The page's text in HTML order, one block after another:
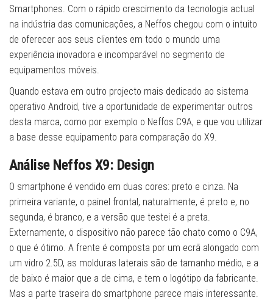
Smartphones. Com o rápido crescimento da tecnologia actual
na indústria das comunicações, a Neffos chegou com o intuito
de oferecer aos seus clientes em todo o mundo uma
experiência inovadora e incomparável no segmento de
equipamentos móveis.
Quando estava em outro projecto mais dedicado ao sistema
operativo Android, tive a oportunidade de experimentar outros
desta marca, como por exemplo o Neffos C9A, e que vou utilizar
a base desse equipamento para comparação do X9.
Análise Neffos X9: Design
O smartphone é vendido em duas cores: preto e cinza. Na
primeira variante, o painel frontal, naturalmente, é preto e, no
segunda, é branco, e a versão que testei é a preta.
Externamente, o dispositivo não parece tão chato como o C9A,
o que é ótimo. A frente é composta por um ecrã alongado com
um vidro 2.5D, as molduras laterais são de tamanho médio, e a
de baixo é maior que a de cima, e tem o logótipo da fabricante.
Mas a parte traseira do smartphone parece mais interessante.